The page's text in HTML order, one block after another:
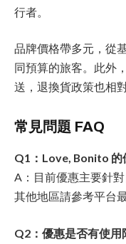
行者。
品牌價格帶多元，從
同預算的旅客。此外
送，退換貨政策也相對
常見問題 FAQ
Q1：Love, Bonito 的
A：目前優惠主要針
其他地區請參考平台
Q2：優惠是否有使用